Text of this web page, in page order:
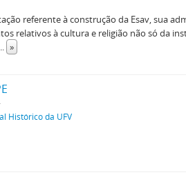
referente à construção da Esav, sua
relativos à cultura e religião não só da
»
Histórico da UFV